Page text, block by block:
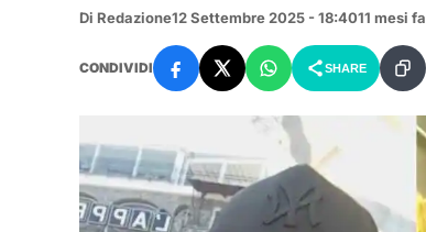
Di Redazione12 Settembre 2025 - 18:4011 mesi fa
CONDIVIDI SHARE